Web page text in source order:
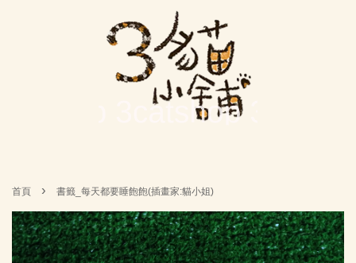
首頁 › 書籤_每天都要睡飽飽(插畫家:貓小姐)